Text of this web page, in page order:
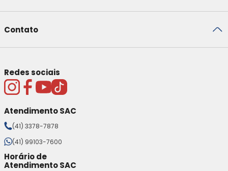
Contato
Redes sociais
Atendimento SAC
(41) 3378-7878
(41) 99103-7600
Horário de
Atendimento SAC